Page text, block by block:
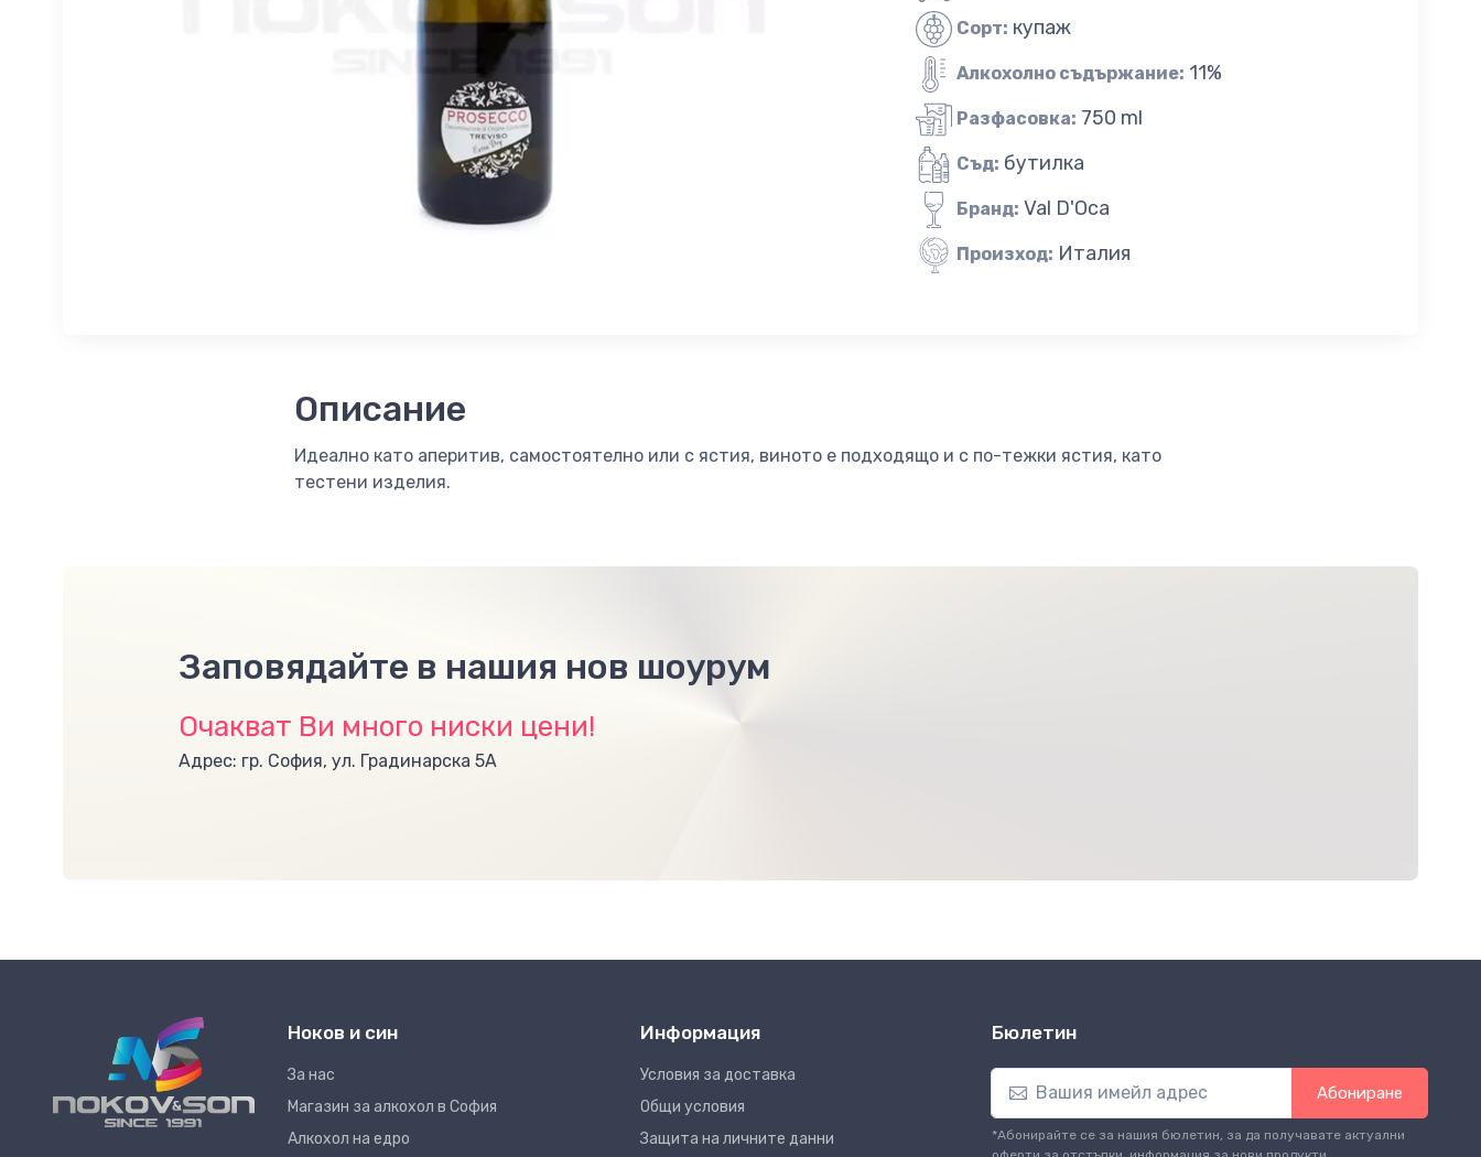
Сорт: купаж
Алкохолно съдържание: 11%
Разфасовка: 750 ml
Съд: бутилка
Бранд: Val D'Oca
Произход: Италия
Описание
Идеално като аперитив, самостоятелно или с ястия, виното е подходящо и с по-тежки ястия, като
тестени изделия.
Заповядайте в нашия нов шоурум
Очакват Ви много ниски цени!
Адрес: гр. София, ул. Градинарска 5А
Ноков и син
За нас
Магазин за алкохол в София
Алкохол на едро
Информация
Условия за доставка
Общи условия
Защита на личните данни
Бюлетин
Абониране
*Абонирайте се за нашия бюлетин, за да получавате актуални